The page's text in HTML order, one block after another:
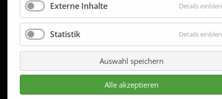
Externe Inhalte Details
Statistik Details
Auswahl speichern
Alle akzeptieren